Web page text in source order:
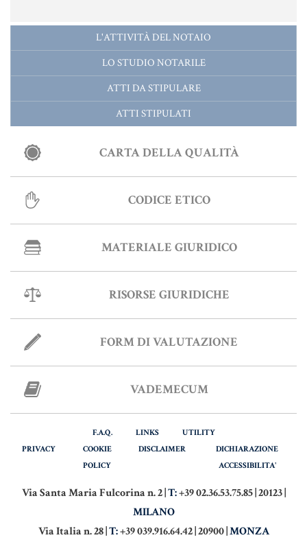
L'ATTIVITÀ DEL NOTAIO
LO STUDIO NOTARILE
ATTI DA STIPULARE
ATTI STIPULATI
CARTA DELLA QUALITÀ
CODICE ETICO
MATERIALE GIURIDICO
RISORSE GIURIDICHE
FORM DI VALUTAZIONE
VADEMECUM
F.A.Q. LINKS
UTILITY
PRIVACY
COOKIE
POLICY
DISCLAIMER
DICHIARAZIONE
ACCESSIBILITA'
Via Santa Maria Fulcorina n. 2 | T:+39 02.36.53.75.85 | 20123 |
MILANO
Via Italia n. 28 | T:+39 039.916.64.42 | 20900 | MONZA